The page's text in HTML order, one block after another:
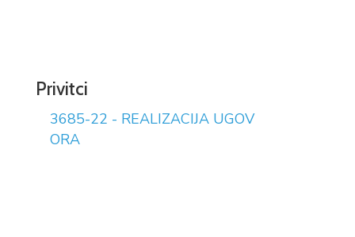
Privitci
3685-22 - REALIZACIJA UGOV
ORA